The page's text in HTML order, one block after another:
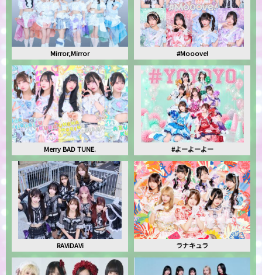
Mirror,Mirror #Mooove!
Merry BAD TUNE. #よーよーよー
RAViDAVi ラナキュラ